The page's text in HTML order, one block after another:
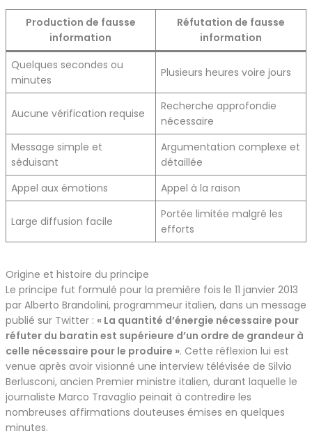
Production de fausse
information
Réfutation de fausse
information
Quelques secondes ou
minutes
Plusieurs heures voire jours
Aucune vérification requise
Recherche approfondie
nécessaire
Message simple et
séduisant
Argumentation complexe et
détaillée
Appel aux émotions
Appel à la raison
Large diffusion facile
Portée limitée malgré les
efforts
Origine et histoire du principe
Le principe fut formulé pour la première fois le 11 janvier 2013
par Alberto Brandolini, programmeur italien, dans un message
publié sur Twitter : « La quantité d’énergie nécessaire pour
réfuter du baratin est supérieure d’un ordre de grandeur à
celle nécessaire pour le produire ». Cette réflexion lui est
venue après avoir visionné une interview télévisée de Silvio
Berlusconi, ancien Premier ministre italien, durant laquelle le
journaliste Marco Travaglio peinait à contredire les
nombreuses affirmations douteuses émises en quelques
minutes.